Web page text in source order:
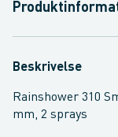
Beskrivelse
Rainshower 310
mm, 2 sprays